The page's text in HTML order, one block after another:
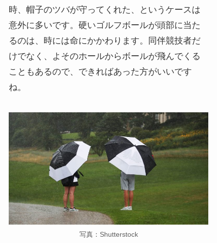
時、帽子のツバが守ってくれた、というケースは
意外に多いです。硬いゴルフボールが頭部に当た
るのは、時には命にかかわります。同伴競技者だ
けでなく、よそのホールからボールが飛んでくる
こともあるので、できればあった方がいいです
ね。
写真：Shutterstock